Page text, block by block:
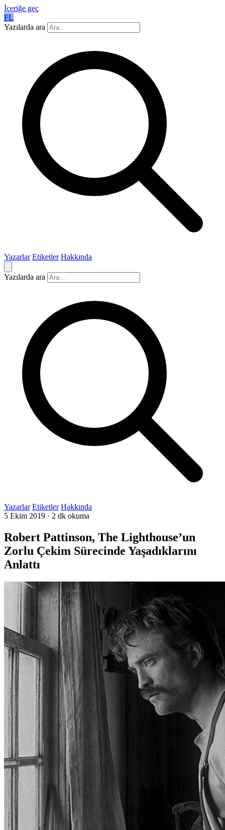
İçeriğe geç
FL
Yazılarda ara
Yazarlar Etiketler Hakkında
Yazılarda ara
Yazarlar Etiketler Hakkında
5 Ekim 2019 · 2 dk okuma
Robert Pattinson, The Lighthouse’un
Zorlu Çekim Sürecinde Yaşadıklarını
Anlattı